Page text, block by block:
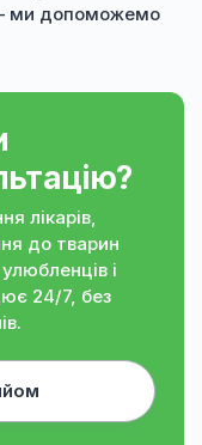
— ми допоможемо
лікарів,
до тварин
і
24/7, без